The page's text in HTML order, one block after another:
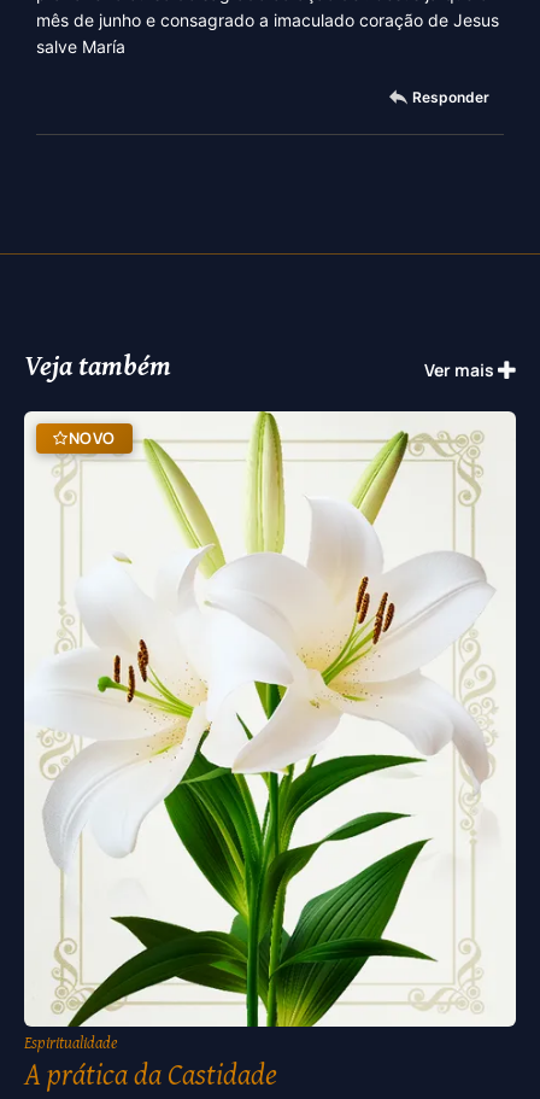
mês de junho e consagrado a imaculado coração de Jesus
salve María
Responder
Veja também Ver mais
NOVO
Espiritualidade
A prática da Castidade